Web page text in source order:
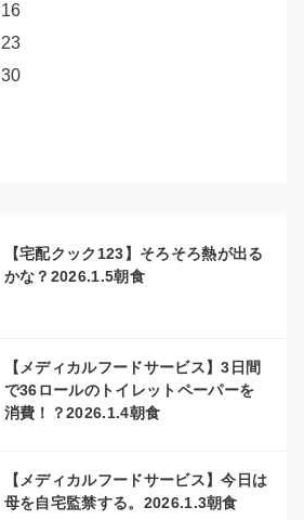
16
23
30
【宅配クック123】そろそろ熱が出る
かな？2026.1.5朝食
【メディカルフードサービス】3日間
で36ロールのトイレットペーパーを
消費！？2026.1.4朝食
【メディカルフードサービス】今日は
母を自宅監禁する。2026.1.3朝食